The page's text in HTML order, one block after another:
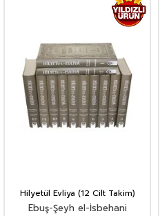
Hilyetül Evliya (12 Cilt Takim)
Ebuş-Şeyh el-İsbehani